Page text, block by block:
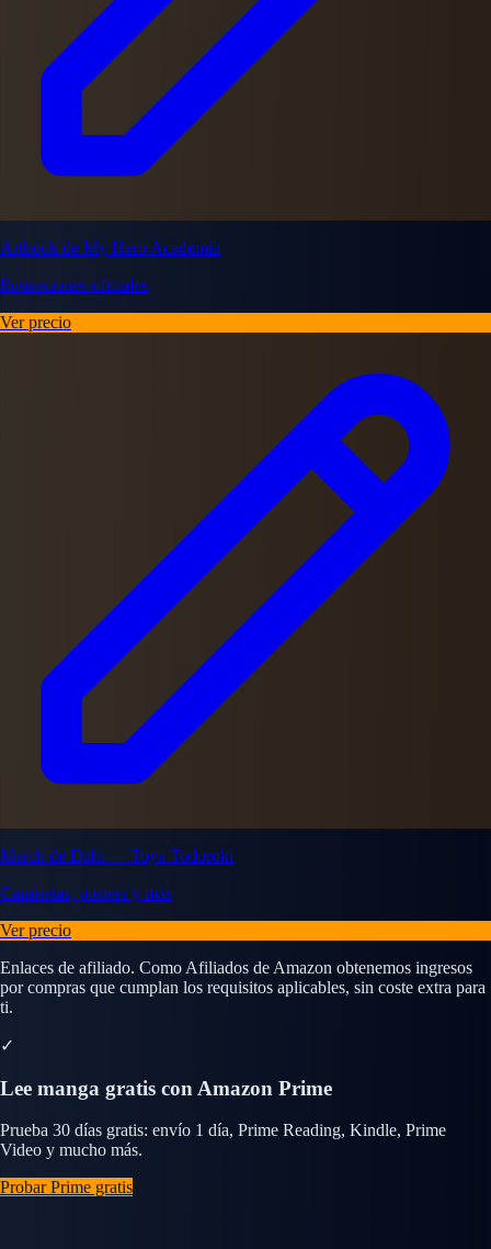
Artbook de My Hero Academia
Ilustraciones oficiales
Ver precio
Merch de Dabi — Toya Todoroki
Camisetas, posters y más
Ver precio
Enlaces de afiliado. Como Afiliados de Amazon obtenemos ingresos
por compras que cumplan los requisitos aplicables, sin coste extra para
ti.
✓
Lee manga gratis con Amazon Prime
Prueba 30 días gratis: envío 1 día, Prime Reading, Kindle, Prime
Video y mucho más.
Probar Prime gratis